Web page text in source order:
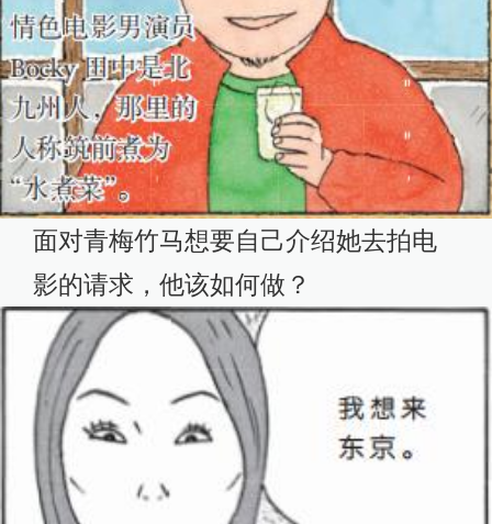
面对青梅竹马想要自己介绍她去拍电
影的请求，他该如何做？